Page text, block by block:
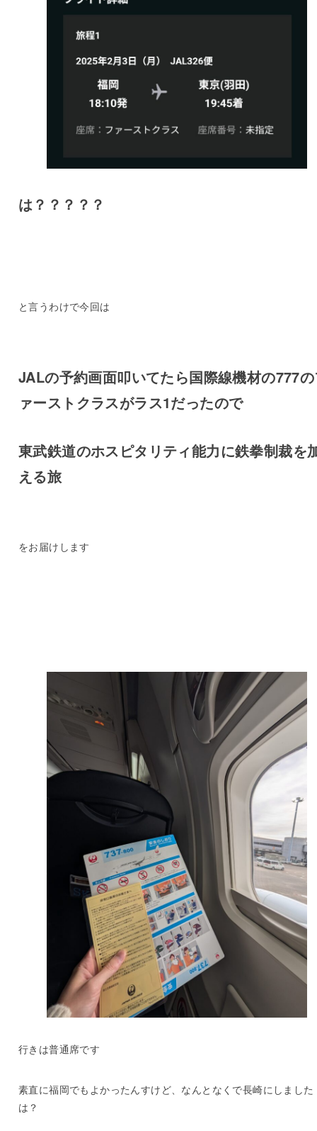
は？？？？？
と言うわけで今回は
JALの予約画面叩いてたら国際線機材の777
ァーストクラスがラス1だったので
東武鉄道のホスピタリティ能力に鉄拳制裁を
える旅
をお届けします
行きは普通席です
素直に福岡でもよかったんすけど、なんとなくで長崎にしまし
は？